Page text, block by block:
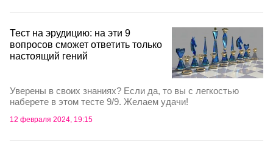
Тест на эрудицию: на эти 9
вопросов сможет ответить только
настоящий гений
Уверены в своих знаниях? Если да, то вы с легкостью
наберете в этом тесте 9/9. Желаем удачи!
12 февраля 2024, 19:15